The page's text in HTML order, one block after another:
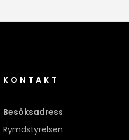
KONTAKT
Besöksadress
Rymdstyrelsen